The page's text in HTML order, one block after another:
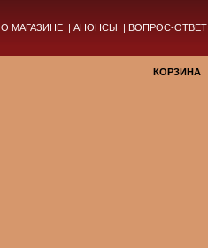
О МАГАЗИНЕ | АНОНСЫ | ВОПРОС-ОТВЕТ
КОРЗИНА